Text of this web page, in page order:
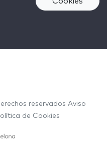
reservados Aviso
de Cookies